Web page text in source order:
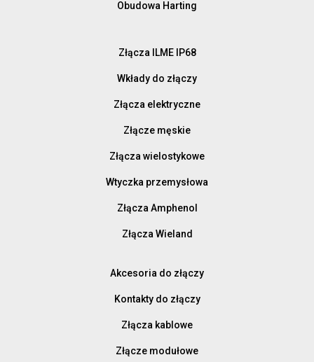
Obudowa Harting
Złącza ILME IP68
Wkłady do złączy
Złącza elektryczne
Złącze męskie
Złącza wielostykowe
Wtyczka przemysłowa
Złącza Amphenol
Złącza Wieland
Akcesoria do złączy
Kontakty do złączy
Złącza kablowe
Złącze modułowe